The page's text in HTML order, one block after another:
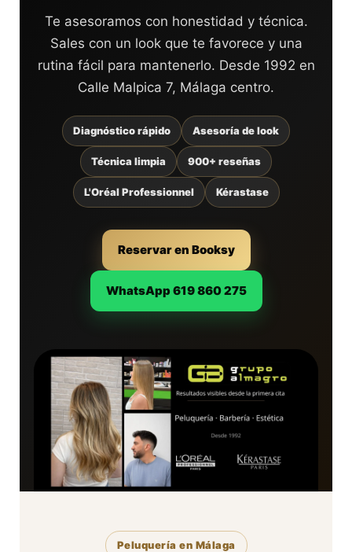
Te asesoramos con honestidad y técnica.
Sales con un look que te favorece y una
rutina fácil para mantenerlo. Desde 1992 en
Calle Malpica 7, Málaga centro.
Diagnóstico rápido Asesoría de look
Técnica limpia 900+ reseñas
L'Oréal Professionnel Kérastase
Reservar en Booksy
WhatsApp 619 860 275
Peluquería en Málaga